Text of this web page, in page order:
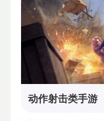
动作射击类手游